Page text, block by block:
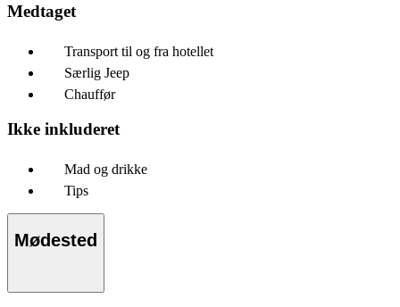
Medtaget
Transport til og fra hotellet
Særlig Jeep
Chauffør
Ikke inkluderet
Mad og drikke
Tips
Mødested